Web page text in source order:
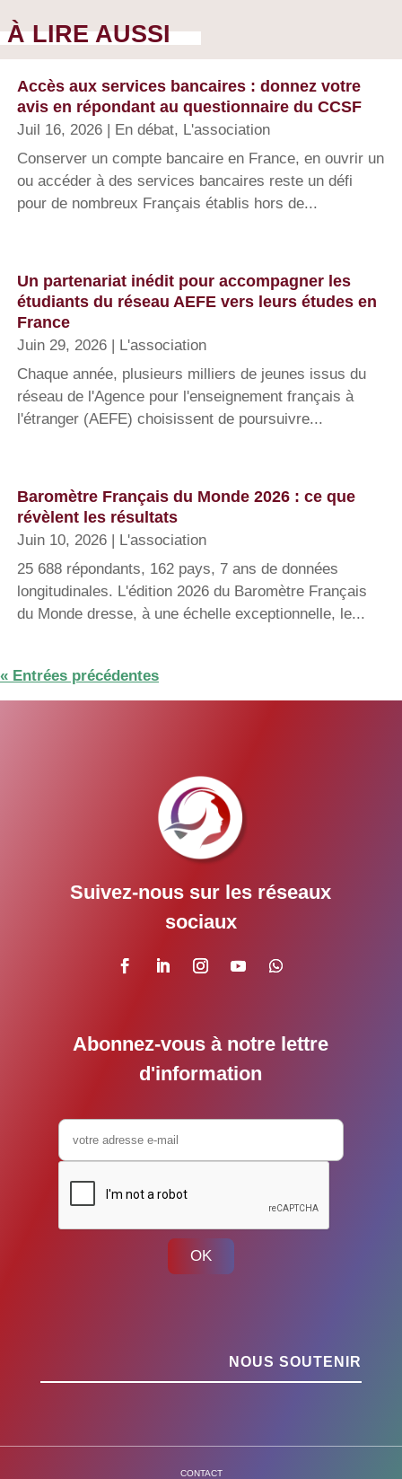
À LIRE AUSSI
Accès aux services bancaires : donnez votre
avis en répondant au questionnaire du CCSF
Juil 16, 2026 En débat, L'association
Conserver un compte bancaire en France, en ouvrir un
ou accéder à des services bancaires reste un défi
pour de nombreux Français établis hors de...
Un partenariat inédit pour accompagner les
étudiants du réseau AEFE vers leurs études en
France
Juin 29, 2026
L'association
Chaque année, plusieurs milliers de jeunes issus du
réseau de l'Agence pour l'enseignement français à
l'étranger (AEFE) choisissent de poursuivre...
Baromètre Français du Monde 2026 : ce que
révèlent les résultats
Juin 10, 2026
L'association
25 688 répondants, 162 pays, 7 ans de données
longitudinales. L'édition 2026 du Baromètre Français
du Monde dresse, à une échelle exceptionnelle, le...
« Entrées précédentes
Suivez-nous sur les réseaux
sociaux
Abonnez-vous à notre lettre
d'information
OK
NOUS SOUTENIR
CONTACT